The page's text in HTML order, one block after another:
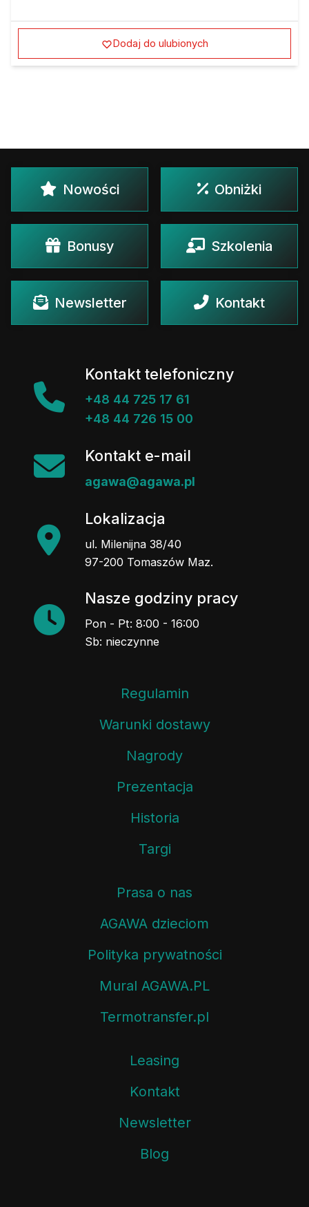
Dodaj do ulubionych
Nowości Obniżki
Bonusy Szkolenia
Newsletter Kontakt
Kontakt telefoniczny
+48 44 725 17 61
+48 44 726 15 00
Kontakt e-mail
agawa@agawa.pl
Lokalizacja
ul. Milenijna 38/40
97-200 Tomaszów Maz.
Nasze godziny pracy
Pon - Pt: 8:00 - 16:00
Sb: nieczynne
Regulamin
Warunki dostawy
Nagrody
Prezentacja
Historia
Targi
Prasa o nas
AGAWA dzieciom
Polityka prywatności
Mural AGAWA.PL
Termotransfer.pl
Leasing
Kontakt
Newsletter
Blog